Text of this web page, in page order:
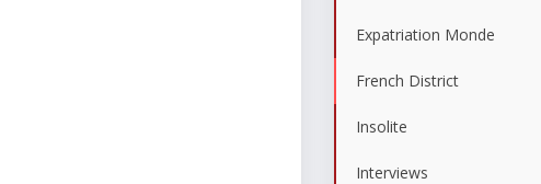
Expatriation Monde
French District
Insolite
Interviews